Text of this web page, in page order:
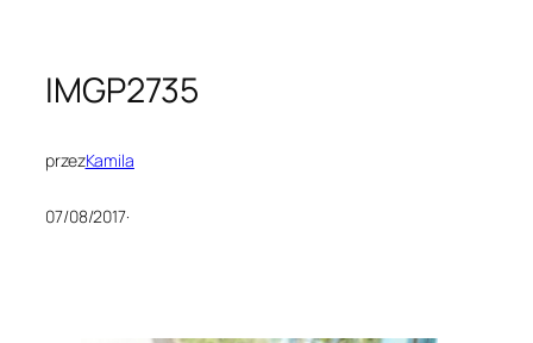
IMGP2735
przezKamila
07/08/2017·